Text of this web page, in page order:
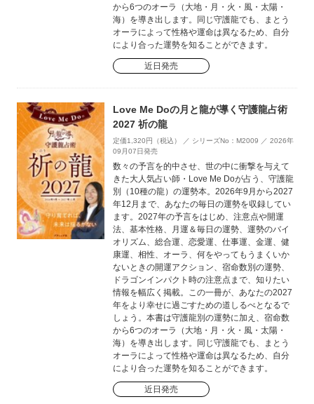
から6つのオーラ（大地・月・火・風・太陽・
海）を導き出します。同じ守護龍でも、まとう
オーラによって性格や運命は異なるため、自分
により合った運勢を知ることができます。
近日発売
Love Me Doの月と龍が導く守護龍占術
2027 祈の龍
定価1,320円（税込） ／ シリーズNo：M2009 ／ 2026年
09月07日発売
数々の予言を的中させ、世の中に衝撃を与えて
きた大人気占い師・Love Me Doが占う、守護龍
別（10種の龍）の運勢本。2026年9月から2027
年12月まで、あなたの毎日の運勢を収録してい
ます。2027年の予言をはじめ、注意点や開運
法、基本性格、月運＆毎日の運勢、運勢のバイ
オリズム、総合運、恋愛運、仕事運、金運、健
康運、相性、オーラ、何をやってもうまくいか
ないときの開運アクション、宿命数別の運勢、
ドラゴンインパクト時の注意点まで、知りたい
情報を幅広く掲載。この一冊が、あなたの2027
年をより幸せに過ごすための道しるべとなるで
しょう。本書は守護龍別の運勢に加え、宿命数
から6つのオーラ（大地・月・火・風・太陽・
海）を導き出します。同じ守護龍でも、まとう
オーラによって性格や運命は異なるため、自分
により合った運勢を知ることができます。
近日発売